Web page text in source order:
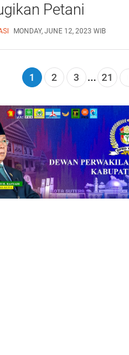
Petani
MONDAY, JUNE 12, 2023 WIB
1 2 3 ... 21